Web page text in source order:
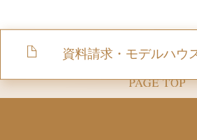
資料請求・モデルハウ